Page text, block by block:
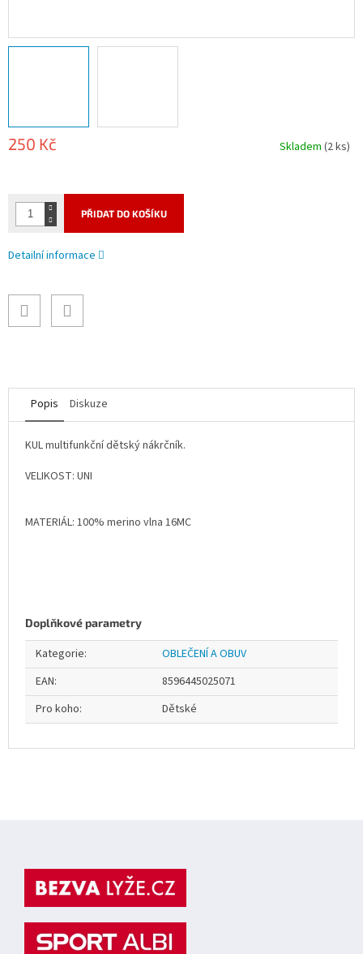
250 Kč Skladem(2 ks)
PŘIDAT DO KOŠÍKU
Detailní informace
Popis Diskuze
KUL multifunkční dětský nákrčník.
VELIKOST: UNI
MATERIÁL: 100% merino vlna 16MC
Doplňkové parametry
Kategorie:
OBLEČENÍ A OBUV
EAN:
8596445025071
Pro koho: Dětské